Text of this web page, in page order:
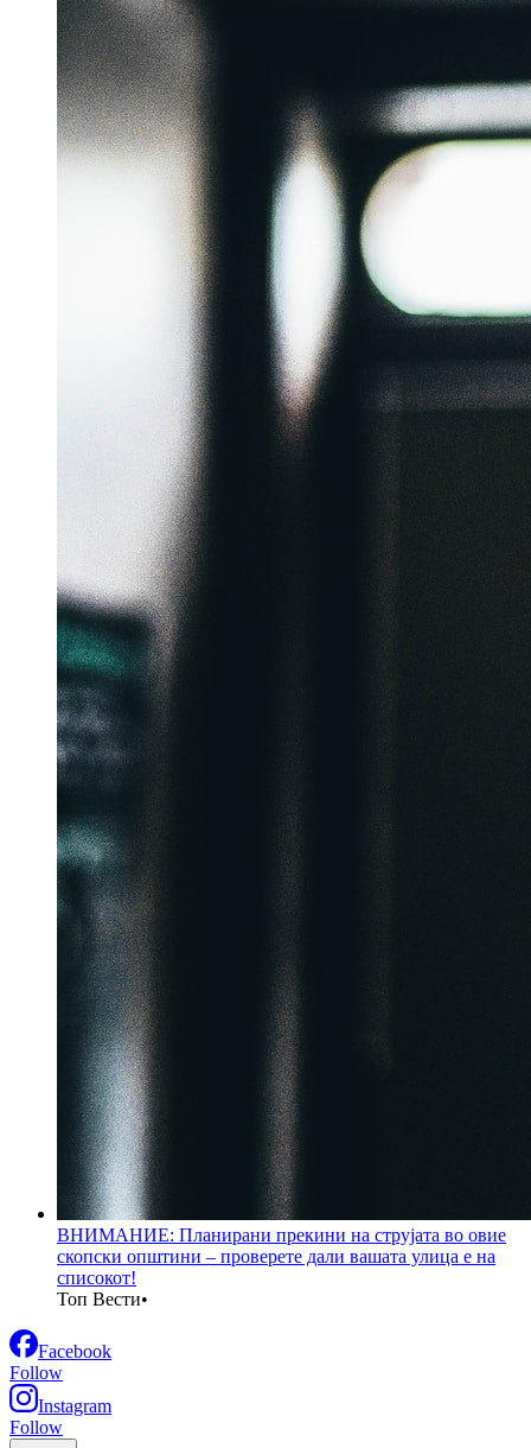
ВНИМАНИЕ: Планирани прекини на струјата во овие
скопски општини – проверете дали вашата улица е на
списокот!
Топ Вести•
Facebook
Follow
Instagram
Follow